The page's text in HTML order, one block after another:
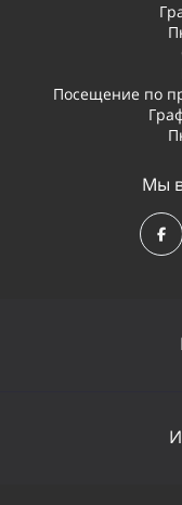
Посещение по
Мы